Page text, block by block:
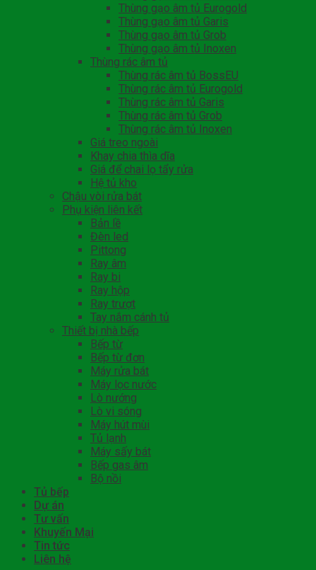
Thùng gạo âm tủ Eurogold
Thùng gạo âm tủ Garis
Thùng gạo âm tủ Grob
Thùng gạo âm tủ Inoxen
Thùng rác âm tủ
Thùng rác âm tủ BossEU
Thùng rác âm tủ Eurogold
Thùng rác âm tủ Garis
Thùng rác âm tủ Grob
Thùng rác âm tủ Inoxen
Giá treo ngoài
Khay chia thìa dĩa
Giá để chai lọ tẩy rửa
Hệ tủ kho
Chậu vòi rửa bát
Phụ kiện liên kết
Bản lề
Đèn led
Pittong
Ray âm
Ray bi
Ray hộp
Ray trượt
Tay nắm cánh tủ
Thiết bị nhà bếp
Bếp từ
Bếp từ đơn
Máy rửa bát
Máy lọc nước
Lò nướng
Lò vi sóng
Máy hút mùi
Tủ lạnh
Máy sấy bát
Bếp gas âm
Bộ nồi
Tủ bếp
Dự án
Tư vấn
Khuyến Mại
Tin tức
Liên hệ